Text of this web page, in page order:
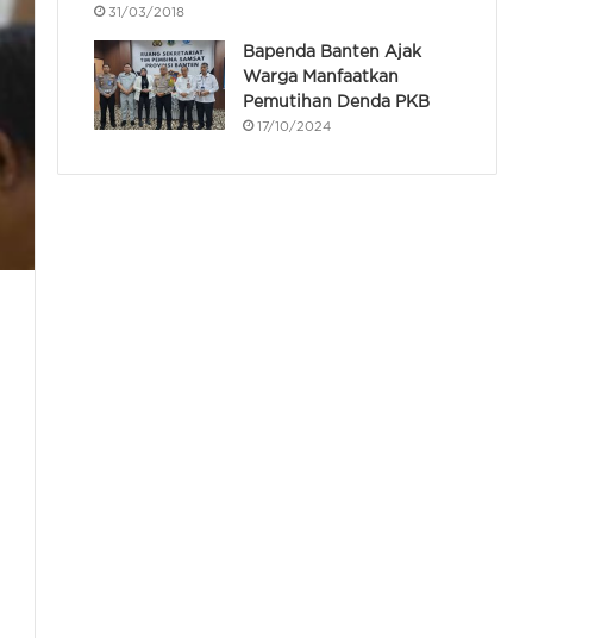
31/03/2018
Bapenda Banten Ajak
Warga Manfaatkan
Pemutihan Denda PKB
17/10/2024